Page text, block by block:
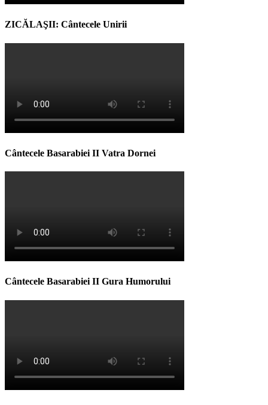
ZICĂLAŞII: Cântecele Unirii
Cântecele Basarabiei II Vatra Dornei
Cântecele Basarabiei II Gura Humorului